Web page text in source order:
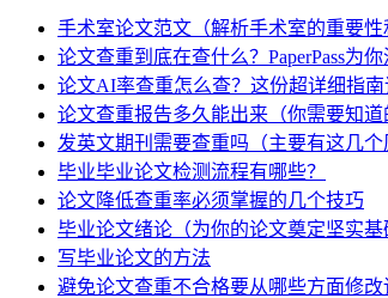
手术室论文范文（解析手术室的重要性
论文查重到底在查什么？PaperPass为
论文AI率查重怎么查？这份超详细指
论文查重报告多久能出来（你需要知道
发英文期刊需要查重吗（主要有这几个
毕业毕业论文检测流程有哪些？
论文降低查重率必须掌握的几个技巧
毕业论文绪论（为你的论文奠定坚实基
写毕业论文的方法
避免论文查重不合格要从哪些方面修改